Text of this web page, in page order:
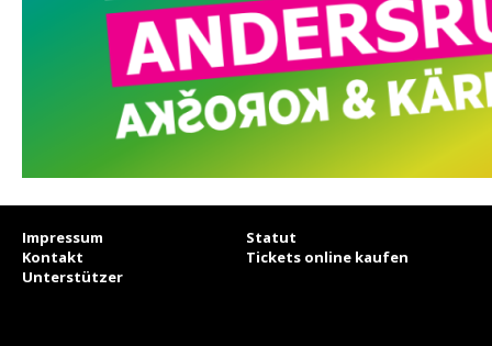
Impressum
Statut
Kontakt
Tickets online kaufen
Unterstützer